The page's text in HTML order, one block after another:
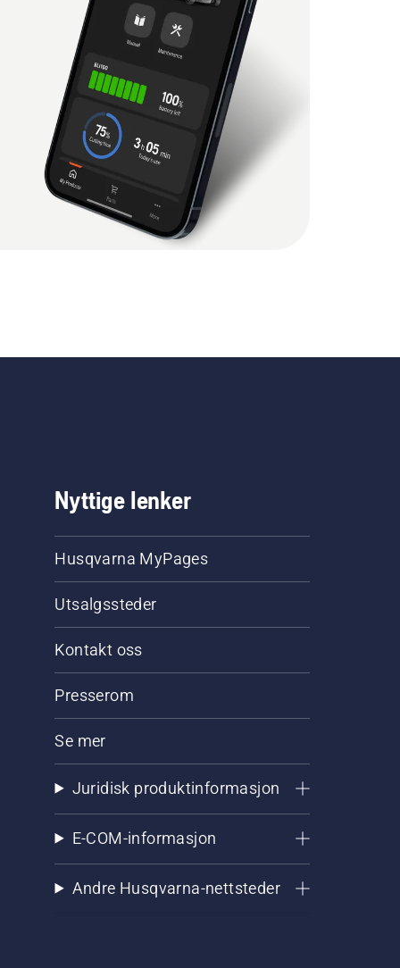
Nyttige lenker
Husqvarna MyPages
Utsalgssteder
Kontakt oss
Presserom
Se mer
Juridisk produktinformasjon
E-COM-informasjon
Andre Husqvarna-nettsteder